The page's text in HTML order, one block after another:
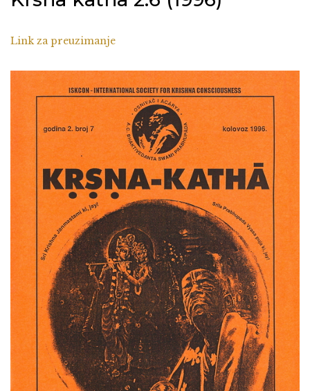
Link za preuzimanje